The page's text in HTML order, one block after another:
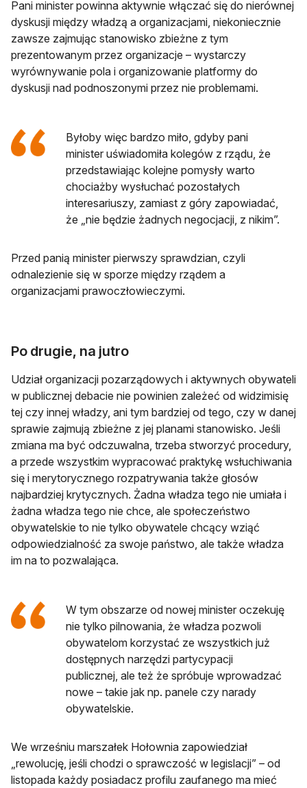
Pani minister powinna aktywnie włączać się do nierównej
dyskusji między władzą a organizacjami, niekoniecznie
zawsze zajmując stanowisko zbieżne z tym
prezentowanym przez organizacje – wystarczy
wyrównywanie pola i organizowanie platformy do
dyskusji nad podnoszonymi przez nie problemami.
Byłoby więc bardzo miło, gdyby pani
minister uświadomiła kolegów z rządu, że
przedstawiając kolejne pomysły warto
chociażby wysłuchać pozostałych
interesariuszy, zamiast z góry zapowiadać,
że „nie będzie żadnych negocjacji, z nikim”.
Przed panią minister pierwszy sprawdzian, czyli
odnalezienie się w sporze między rządem a
organizacjami prawoczłowieczymi.
Po drugie, na jutro
Udział organizacji pozarządowych i aktywnych obywateli
w publicznej debacie nie powinien zależeć od widzimisię
tej czy innej władzy, ani tym bardziej od tego, czy w danej
sprawie zajmują zbieżne z jej planami stanowisko. Jeśli
zmiana ma być odczuwalna, trzeba stworzyć procedury,
a przede wszystkim wypracować praktykę wsłuchiwania
się i merytorycznego rozpatrywania także głosów
najbardziej krytycznych. Żadna władza tego nie umiała i
żadna władza tego nie chce, ale społeczeństwo
obywatelskie to nie tylko obywatele chcący wziąć
odpowiedzialność za swoje państwo, ale także władza
im na to pozwalająca.
W tym obszarze od nowej minister oczekuję
nie tylko pilnowania, że władza pozwoli
obywatelom korzystać ze wszystkich już
dostępnych narzędzi partycypacji
publicznej, ale też że spróbuje wprowadzać
nowe – takie jak np. panele czy narady
obywatelskie.
We wrześniu marszałek Hołownia zapowiedział
„rewolucję, jeśli chodzi o sprawczość w legislacji” – od
listopada każdy posiadacz profilu zaufanego ma mieć